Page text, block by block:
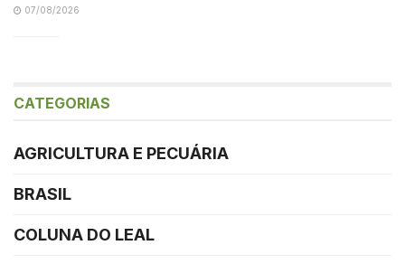
07/08/2026
CATEGORIAS
AGRICULTURA E PECUÁRIA
BRASIL
COLUNA DO LEAL